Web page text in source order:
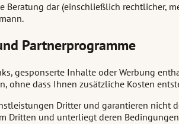
dar (einschließlich rechtlicher,
Partnerprogramme
gesponserte Inhalte oder Werbung
ohne dass Ihnen zusätzliche Kosten
Dritter und garantieren nicht
Dritten und unterliegt deren